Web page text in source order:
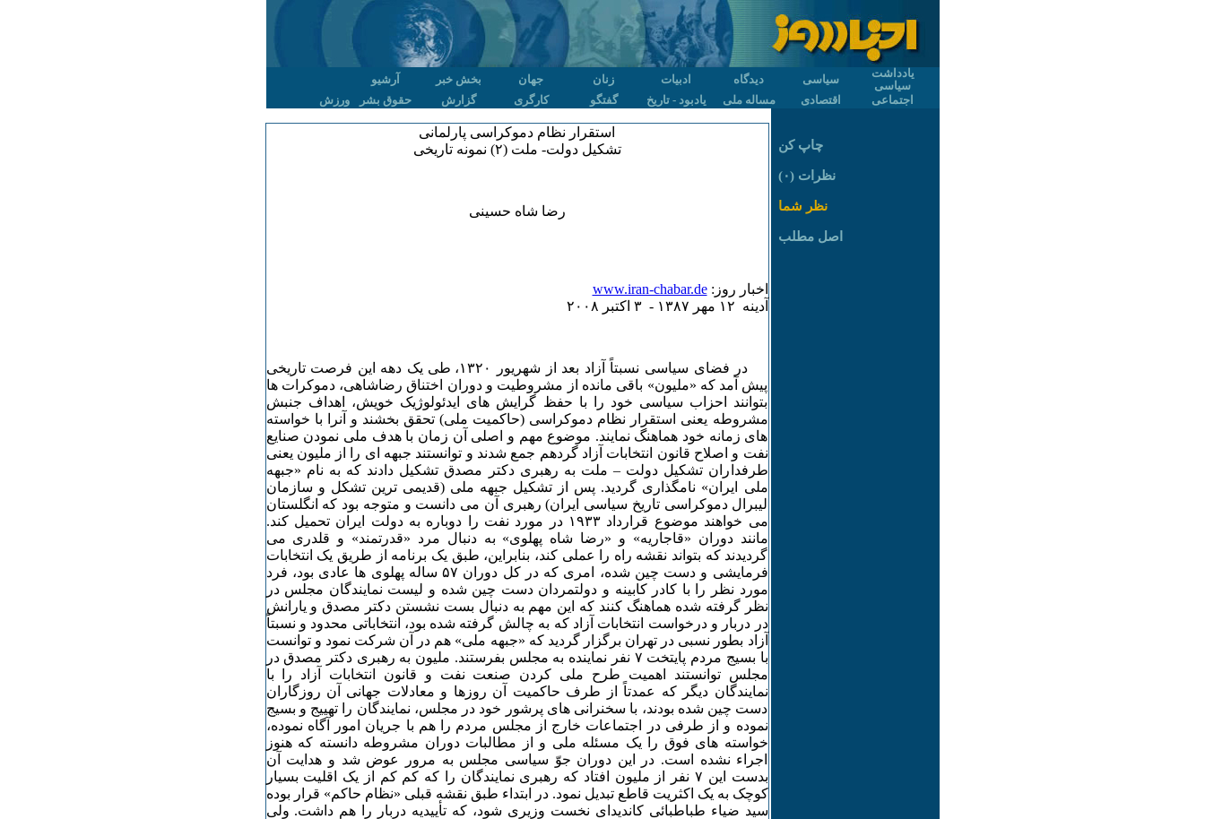
یادداشت
سیاسی
سیاسی دیدگاه ادبیات زنان جهان بخش خبر
آرشیو
اجتماعی
اقتصادی مساله ملی یادبود - تاریخ گفتگو کارگری گزارش حقوق بشر ورزش
استقرار نظام دموکراسی پارلمانی
تشکیل دولت- ملت (۲) نمونه تاریخی
رضا شاه حسینی
اخبار روز:www.iran-chabar.de
آدينه ۱۲ مهر ۱٣٨۷ - ٣ اکتبر ۲۰۰٨
در فضای سیاسی نسبتاً آزاد بعد از شهریور ۱٣۲۰، طی یک دهه این فرصت تاریخی
پیش آمد که «ملیون» باقی مانده از مشروطیت و دوران اختناق رضاشاهی، دموکرات ها
بتوانند احزاب سیاسی خود را با حفظ گرایش های ایدئولوژیک خویش، اهداف جنبش
مشروطه یعنی استقرار نظام دموکراسی (حاکمیت ملی) تحقق بخشند و آنرا با خواسته
های زمانه خود هماهنگ نمایند. موضوع مهم و اصلی آن زمان با هدف ملی نمودن صنایع
نفت و اصلاح قانون انتخابات آزاد گردهم جمع شدند و توانستند جبهه ای را از ملیون یعنی
طرفداران تشکیل دولت – ملت به رهبری دکتر مصدق تشکیل دادند که به نام «جبهه
ملی ایران» نامگذاری گردید. پس از تشکیل جبهه ملی (قدیمی ترین تشکل و سازمان
لیبرال دموکراسی تاریخ سیاسی ایران) رهبری آن می دانست و متوجه بود که انگلستان
می خواهند موضوع قرارداد ۱۹٣٣ در مورد نفت را دوباره به دولت ایران تحمیل کند.
مانند دوران «قاجاریه» و «رضا شاه پهلوی» به دنبال مرد «قدرتمند» و قلدری می
گردیدند که بتواند نقشه راه را عملی کند، بنابراین، طبق یک برنامه از طریق یک انتخابات
فرمایشی و دست چین شده، امری که در کل دوران ۵۷ ساله پهلوی ها عادی بود، فرد
مورد نظر را با کادر کابینه و دولتمردان دست چین شده و لیست نمایندگان مجلس در
نظر گرفته شده هماهنگ کنند که این مهم به دنبال بست نشستن دکتر مصدق و یارانش
در دربار و درخواست انتخابات آزاد که به چالش گرفته شده بود، انتخاباتی محدود و نسبتاً
آزاد بطور نسبی در تهران برگزار گردید که «جبهه ملی» هم در آن شرکت نمود و توانست
با بسیج مردم پایتخت ۷ نفر نماینده به مجلس بفرستند. ملیون به رهبری دکتر مصدق در
مجلس توانستند اهمیت طرح ملی کردن صنعت نفت و قانون انتخابات آزاد را با
نمایندگان دیگر که عمدتاً از طرف حاکمیت آن روزها و معادلات جهانی آن روزگاران
دست چین شده بودند، با سخنرانی های پرشور خود در مجلس، نمایندگان را تهییج و بسیج
نموده و از طرفی در اجتماعات خارج از مجلس مردم را هم با جریان امور آگاه نموده،
خواسته های فوق را یک مسئله ملی و از مطالبات دوران مشروطه دانسته که هنوز
اجراء نشده است. در این دوران جوّ سیاسی مجلس به مرور عوض شد و هدایت آن
بدست این ۷ نفر از ملیون افتاد که رهبری نمایندگان را که کم کم از یک اقلیت بسیار
کوچک به یک اکثریت قاطع تبدیل نمود. در ابتداء طبق نقشه قبلی «نظام حاکم» قرار بوده
سید ضیاء طباطبائی کاندیدای نخست وزیری شود، که تأییدیه دربار را هم داشت. ولی
چاپ کن
نظرات (۰)
نظر شما
اصل مطلب